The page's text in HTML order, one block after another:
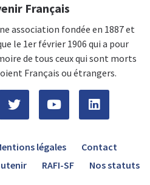
Français
association fondée en 1887 et
le 1er février 1906 qui a pour
de tous ceux qui sont morts
Français ou étrangers.
légales
Contact
RAFI-SF Nos statuts